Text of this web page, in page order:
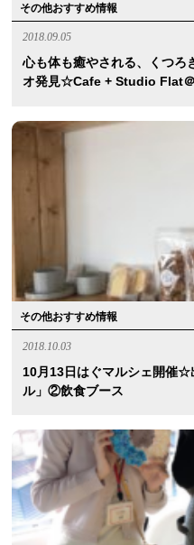
その他おすすめ情報
2018.09.05
心も体も癒やされる、くつろ
オ発見☆cafe + Studio Flat＠
その他おすすめ情報
2018.10.03
10月13日はぐマルシェ開催
ル」②飲食ブース